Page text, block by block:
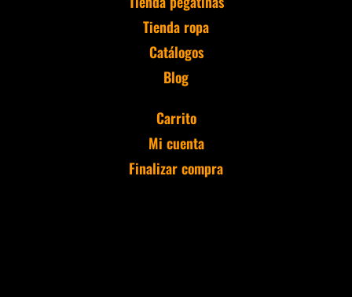
Tienda ropa
Catálogos
Blog
Carrito
Mi cuenta
Finalizar compra